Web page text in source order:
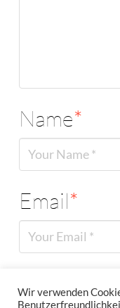
Name*
Email*
Website
Wir verwenden